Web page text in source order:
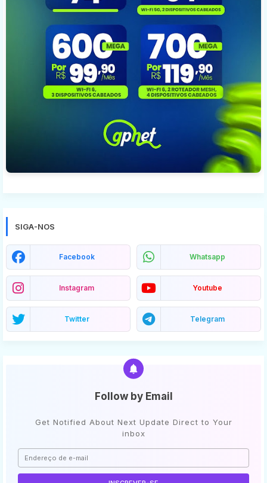
SIGA-NOS
Facebook Whatsapp
Instagram Youtube
Twitter Telegram
Follow by Email
Get Notified About Next Update Direct to Your
inbox